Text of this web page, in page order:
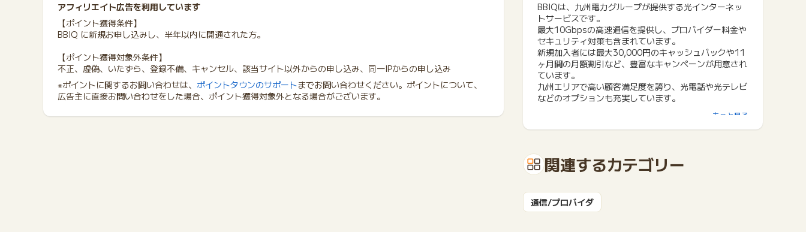
アフィリエイト広告を利用しています
【ポイント獲得条件】
BBIQ に新規お申し込みし、半年以内に開通された方。
【ポイント獲得対象外条件】
不正、虚偽、いたずら、登録不備、キャンセル、該当サイト以外からの申し込み、同一IPからの申し込み
※ポイントに関するお問い合わせは、 ポイントタウンのサポートまでお問い合わせください。ポイントについて、
広告主に直接お問い合わせをした場合、ポイント獲得対象外となる場合がございます。
BBIQは、九州電力グループが提供する光インターネッ
トサービスです。
最大10Gbpsの高速通信を提供し、プロバイダー料金や
セキュリティ対策も含まれています。
新規加入者には最大30,000円のキャッシュバックや11
ヶ月間の月額割引など、豊富なキャンペーンが用意され
ています。
九州エリアで高い顧客満足度を誇り、光電話や光テレビ
などのオプションも充実しています。
もっと見る
関連するカテゴリー
通信/プロバイダ